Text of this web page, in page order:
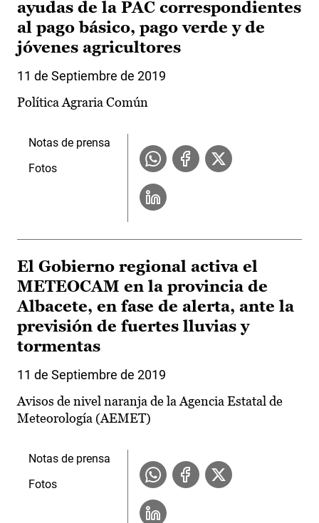
ayudas de la PAC correspondientes
al pago básico, pago verde y de
jóvenes agricultores
11 de Septiembre de 2019
Política Agraria Común
Notas de prensa
Fotos
El Gobierno regional activa el
METEOCAM en la provincia de
Albacete, en fase de alerta, ante la
previsión de fuertes lluvias y
tormentas
11 de Septiembre de 2019
Avisos de nivel naranja de la Agencia Estatal de
Meteorología (AEMET)
Notas de prensa
Fotos